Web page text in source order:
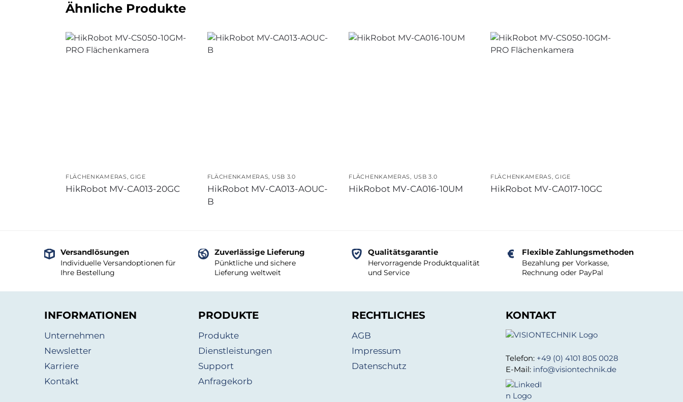
Ähnliche Produkte
FLÄCHENKAMERAS,GIGE
HikRobot MV-CA013-20GC
FLÄCHENKAMERAS, USB 3.0
HikRobot MV-CA013-AOUC-
B
FLÄCHENKAMERAS, USB 3.0
HikRobot MV-CA016-10UM
FLÄCHENKAMERAS,GIGE
HikRobot MV-CA017-10GC
Versandlösungen
Individuelle Versandoptionen für
Ihre Bestellung
Zuverlässige Lieferung
Pünktliche und sichere
Lieferung weltweit
Qualitätsgarantie
Hervorragende Produktqualität
und Service
Flexible Zahlungsmethoden
Bezahlung per Vorkasse,
Rechnung oder PayPal
INFORMATIONEN
Unternehmen
Newsletter
Karriere
Kontakt
PRODUKTE
Produkte
Dienstleistungen
Support
Anfragekorb
RECHTLICHES
AGB
Impressum
Datenschutz
KONTAKT
Telefon: +49 (0) 4101 805 0028
E-Mail: info@visiontechnik.de